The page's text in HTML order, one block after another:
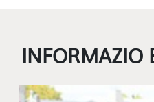
INFORMAZIO